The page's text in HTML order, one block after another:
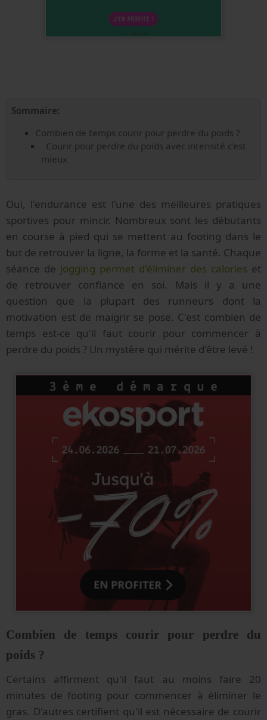
Sommaire:
Combien de temps courir pour perdre du poids ?
Courir pour perdre du poids avec intensité c'est
mieux
Oui, l'endurance est l'une des meilleures pratiques
sportives pour mincir. Nombreux sont les débutants
en course à pied qui se mettent au footing dans le
but de retrouver la ligne, la forme et la santé. Chaque
séance de jogging permet d'éliminer des calories et
de retrouver confiance en soi. Mais il y a une
question que la plupart des runneurs dont la
motivation est de maigrir se pose. C'est combien de
temps est-ce qu'il faut courir pour commencer à
perdre du poids ? Un mystère qui mérite d'être levé !
Combien de temps courir pour perdre du
poids ?
Certains affirment qu'il faut au moins faire 20
minutes de footing pour commencer à éliminer le
gras. D'autres certifient qu'il est nécessaire de courir